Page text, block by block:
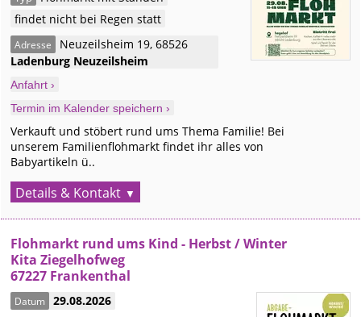
findet nicht bei Regen statt
Adresse Neuzeilsheim 19,68526
Ladenburg Neuzeilsheim
Anfahrt ›
Termin im Kalender speichern ›
Verkauft und stöbert rund ums Thema Familie! Bei
unserem Familienflohmarkt findet ihr alles von
Babyartikeln ü..
Details & Kontakt
Flohmarkt rund ums Kind - Herbst / Winter
Kita Ziegelhofweg
67227 Frankenthal
Datum 29.08.2026